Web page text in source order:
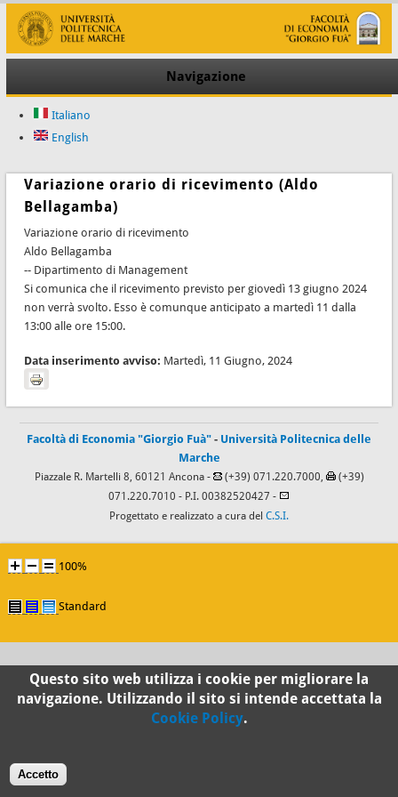
Navigazione
Italiano
English
Variazione orario di ricevimento (Aldo
Bellagamba)
Variazione orario di ricevimento
Aldo Bellagamba
-- Dipartimento di Management
Si comunica che il ricevimento previsto per giovedì 13 giugno 2024
non verrà svolto. Esso è comunque anticipato a martedì 11 dalla
13:00 alle ore 15:00.
Data inserimento avviso: Martedì, 11 Giugno, 2024
Facoltà di Economia "Giorgio Fuà" - Università Politecnica delle
Marche
Piazzale R. Martelli 8, 60121 Ancona - (+39) 071.220.7000,
(+39)
071.220.7010 - P.I. 00382520427 -
Progettato e realizzato a cura del C.S.I.
100%
Standard
Questo sito web utilizza i cookie per migliorare la
navigazione. Utilizzando il sito si intende accettata la
Cookie Policy.
Accetto